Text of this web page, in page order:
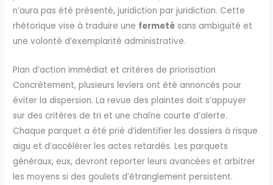
n’aura pas été présenté, juridiction par juridiction. Cette
rhétorique vise à traduire une fermeté sans ambiguïté et
une volonté d’exemplarité administrative.
Plan d’action immédiat et critères de priorisation
Concrètement, plusieurs leviers ont été annoncés pour
éviter la dispersion. La revue des plaintes doit s’appuyer
sur des critères de tri et une chaîne courte d’alerte.
Chaque parquet a été prié d’identifier les dossiers à risque
aigu et d’accélérer les actes retardés. Les parquets
généraux, eux, devront reporter leurs avancées et arbitrer
les moyens si des goulets d’étranglement persistent.